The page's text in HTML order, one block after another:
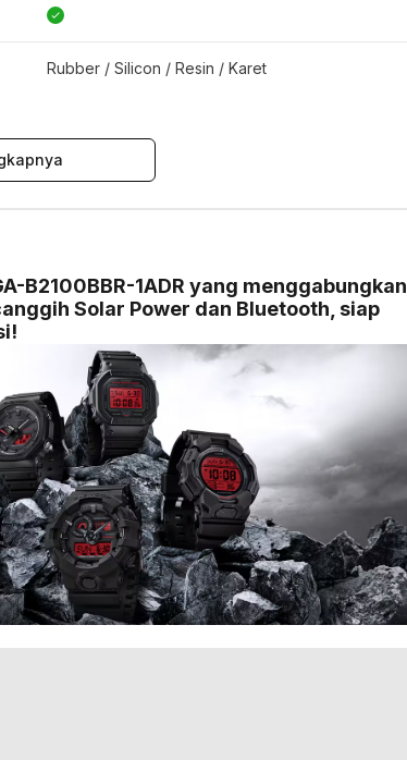
Rubber / Silicon / Resin / Karet
B2100BBR-1ADR yang menggabungkan
Solar Power dan Bluetooth, siap